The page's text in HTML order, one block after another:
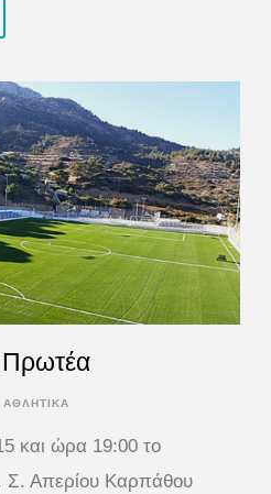
Πρωτέα
ΑΘΛΗΤΙΚΑ
και ώρα 19:00 το
Σ. Απερίου Καρπάθου